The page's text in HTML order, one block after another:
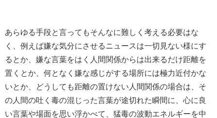
あらゆる手段と言ってもそんなに難しく考える必要はな
く、例えば嫌な気分にさせるニュースは一切見ない様にす
るとか、嫌な言葉をはく人間関係からは出来るだけ距離を
置くとか、何となく嫌な感じがする場所には極力近付かな
いとか、どうしても距離の置けない人間関係の場合は、そ
の人間の吐く毒の混じった言葉が途切れた瞬間に、心に良
い言葉や場面を思い浮かべて、猛毒の波動エネルギーを中